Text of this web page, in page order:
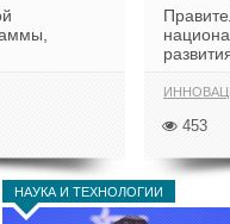
453
НАУКА И ТЕХНОЛОГИИ